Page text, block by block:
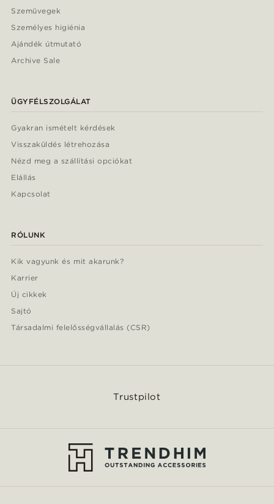
Szemüvegek
Személyes higiénia
Ajándék útmutató
Archive Sale
ÜGYFÉLSZOLGÁLAT
Gyakran ismételt kérdések
Visszaküldés létrehozása
Nézd meg a szállítási opciókat
Elállás
Kapcsolat
RÓLUNK
Kik vagyunk és mit akarunk?
Karrier
Új cikkek
Sajtó
Társadalmi felelősségvállalás (CSR)
Trustpilot